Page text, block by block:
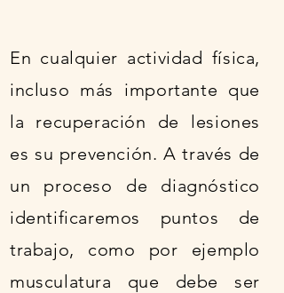
En cualquier actividad física,
incluso más importante que
la recuperación de lesiones
es su prevención. A través de
un proceso de diagnóstico
identificaremos puntos de
trabajo, como por ejemplo
musculatura que debe ser